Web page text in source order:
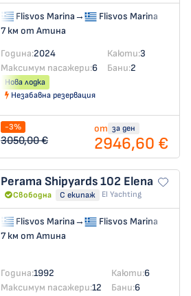
Flisvos Marina→
Flisvos Marina
7 км от Атина
Година:2024 Каюти:3
Максимум пасажери:6 Бани:2
Нова лодка
Незабавна резервация
-3%
3050,00 €
от за ден
2946,60 €
Perama Shipyards 102 Elena
Свободна С екипаж El Yachting
Flisvos Marina→
Flisvos Marina
7 км от Атина
Година:1992 Каюти:6
Максимум пасажери:12 Бани:6